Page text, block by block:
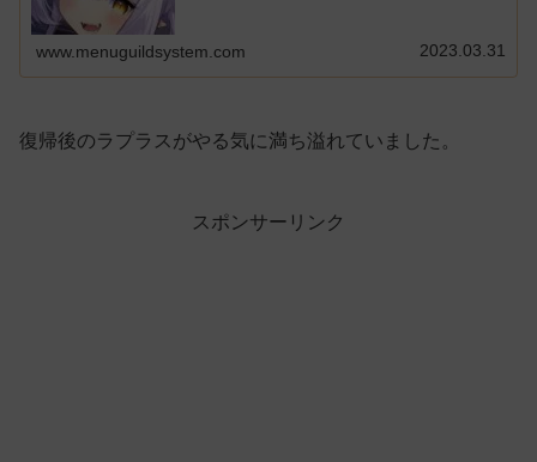
www.menuguildsystem.com 2023.03.31
復帰後のラプラスがやる気に満ち溢れていました。
スポンサーリンク